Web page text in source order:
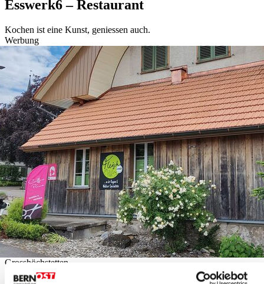
Esswerk6 – Restaurant
Kochen ist eine Kunst, geniessen auch.
Werbung
Grosshöchstetten